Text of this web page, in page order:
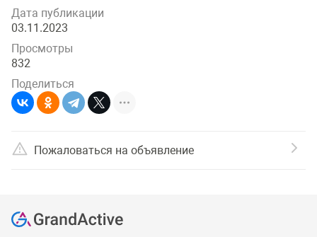
Дата публикации
03.11.2023
Просмотры
832
Поделиться
Пожаловаться на объявление